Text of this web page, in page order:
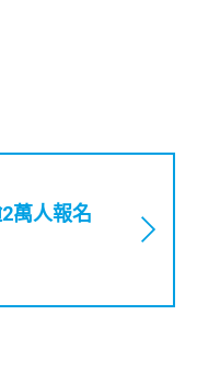
2萬人報名